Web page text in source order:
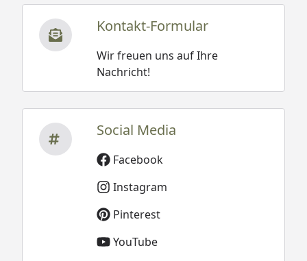
Kontakt-Formular
Wir freuen uns auf Ihre
Nachricht!
Social Media
Facebook
Instagram
Pinterest
YouTube